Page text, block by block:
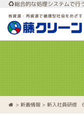
総合的な処理システムで行
> 新着情報> 新入社員研修